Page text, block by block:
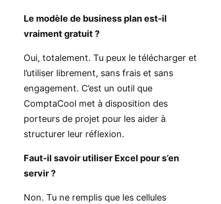
Le modèle de business plan est-il
vraiment gratuit ?
Oui, totalement. Tu peux le télécharger et
l’utiliser librement, sans frais et sans
engagement. C’est un outil que
ComptaCool met à disposition des
porteurs de projet pour les aider à
structurer leur réflexion.
Faut-il savoir utiliser Excel pour s’en
servir ?
Non. Tu ne remplis que les cellules